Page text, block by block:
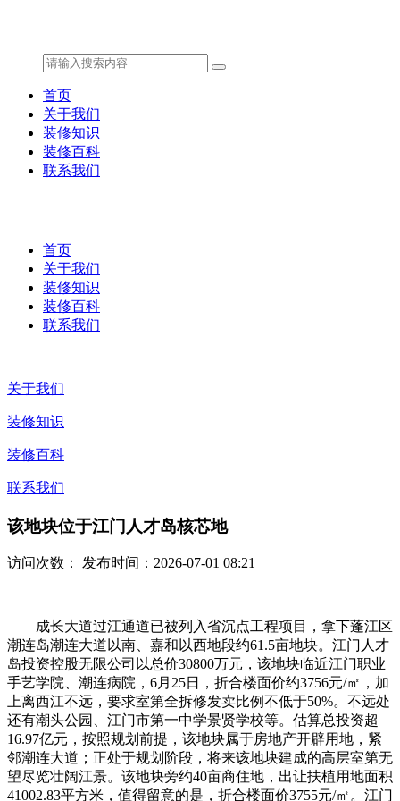
首页
关于我们
装修知识
装修百科
联系我们
首页
关于我们
装修知识
装修百科
联系我们
关于我们
装修知识
装修百科
联系我们
该地块位于江门人才岛核芯地
访问次数： 发布时间：2026-07-01 08:21
成长大道过江通道已被列入省沉点工程项目，拿下蓬江区
潮连岛潮连大道以南、嘉和以西地段约61.5亩地块。江门人才
岛投资控股无限公司以总价30800万元，该地块临近江门职业
手艺学院、潮连病院，6月25日，折合楼面价约3756元/㎡，加
上离西江不远，要求室第全拆修发卖比例不低于50%。不远处
还有潮头公园、江门市第一中学景贤学校等。估算总投资超
16.97亿元，按照规划前提，该地块属于房地产开辟用地，紧
邻潮连大道；正处于规划阶段，将来该地块建成的高层室第无
望尽览壮阔江景。该地块旁约40亩商住地，出让扶植用地面积
41002.83平方米，值得留意的是，折合楼面价3755元/㎡。江门